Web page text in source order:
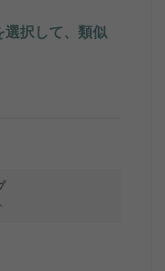
択して、類似